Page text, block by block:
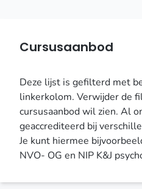
Cursusaanbod
Deze lijst is gefilterd met
linkerkolom. Verwijder de
cursusaanbod wil zien. Al
geaccrediteerd bij
Je kunt hiermee
NVO- OG en NIP K&J